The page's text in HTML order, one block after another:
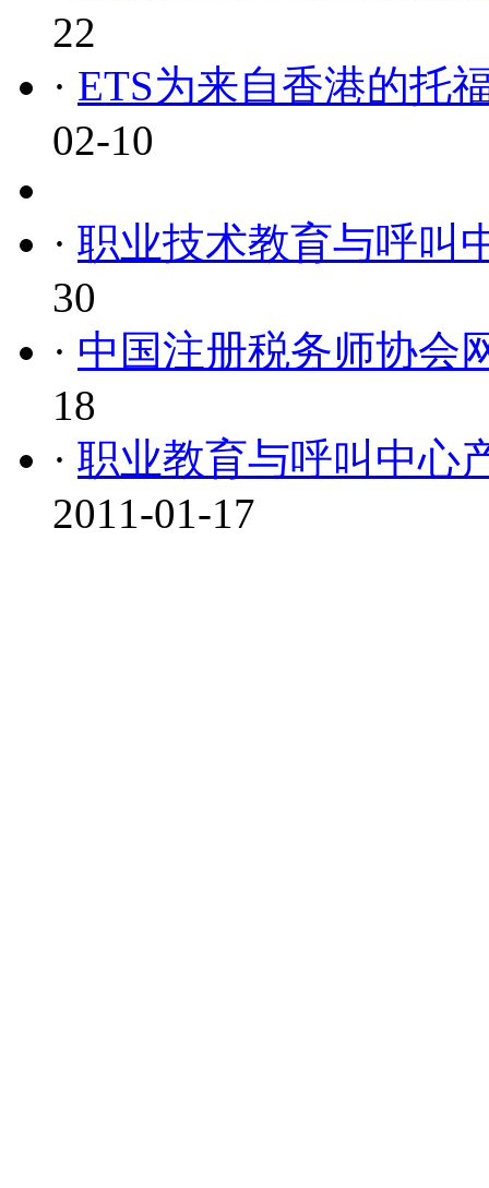
22
· ETS为来自香港的托
02-10
· 职业技术教育与呼叫
30
· 中国注册税务师协会
18
· 职业教育与呼叫中心
2011-01-17